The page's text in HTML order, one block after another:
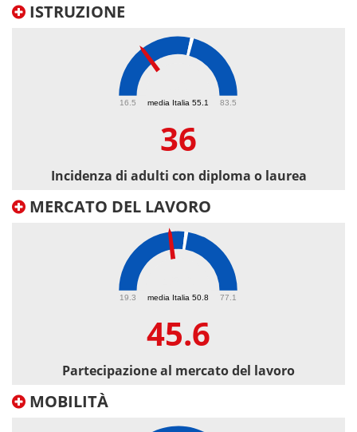
ISTRUZIONE
media Italia 55.1
16.5 83.5
36
Incidenza di adulti con diploma o laurea
MERCATO DEL LAVORO
media Italia 50.8
19.3 77.1
45.6
Partecipazione al mercato del lavoro
MOBILITÀ